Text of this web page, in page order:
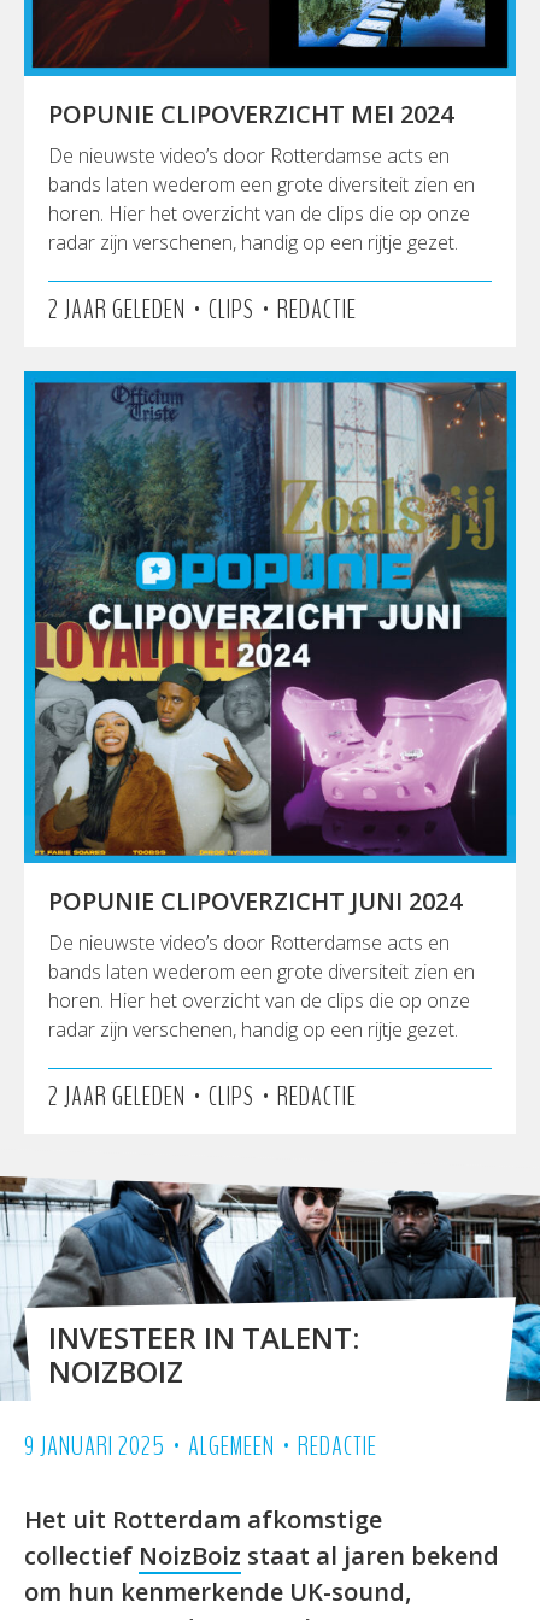
POPUNIE CLIPOVERZICHT MEI 2024
De nieuwste video’s door Rotterdamse acts en
bands laten wederom een grote diversiteit zien en
horen. Hier het overzicht van de clips die op onze
radar zijn verschenen, handig op een rijtje gezet.
2 JAAR GELEDEN • CLIPS • REDACTIE
POPUNIE CLIPOVERZICHT JUNI 2024
De nieuwste video’s door Rotterdamse acts en
bands laten wederom een grote diversiteit zien en
horen. Hier het overzicht van de clips die op onze
radar zijn verschenen, handig op een rijtje gezet.
2 JAAR GELEDEN • CLIPS • REDACTIE
INVESTEER IN TALENT:
NOIZBOIZ
9 JANUARI 2025 • ALGEMEEN • REDACTIE
Het uit Rotterdam afkomstige
collectief NoizBoiz staat al jaren bekend
om hun kenmerkende UK-sound,